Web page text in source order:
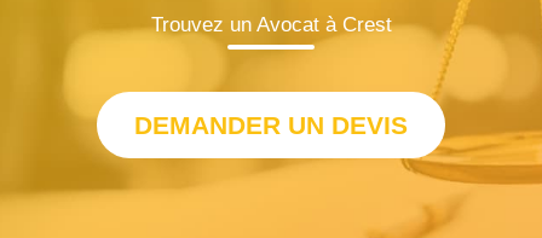
Trouvez un Avocat à Crest
DEMANDER UN DEVIS